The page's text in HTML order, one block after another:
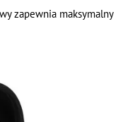
zapewnia maksymalny